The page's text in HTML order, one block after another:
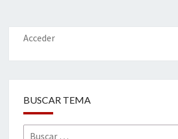
Acceder
BUSCAR TEMA
Buscar